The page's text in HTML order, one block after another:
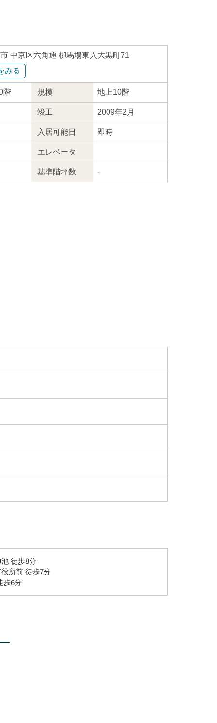
中京区六角通 柳馬場東入大黒町71
みる
階 規模 地上10階
竣工 2009年2月
入居可能日 即時
エレベータ
基準階坪数 -
徒歩8分
所前 徒歩7分
歩6分